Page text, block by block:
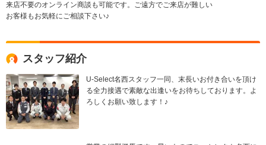
来店不要のオンライン商談も可能です。ご遠方でご来店が難しい
お客様もお気軽にご相談下さい♪
スタッフ紹介
U-Select名西スタッフ一同、末長いお付き合いを頂け
る全力接遇で素敵な出逢いをお待ちしております。よ
ろしくお願い致します！♪